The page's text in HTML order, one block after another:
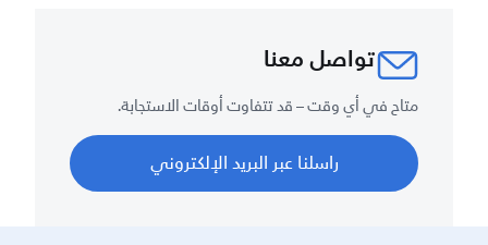
تواصل معنا
متاح في أي وقت – قد تتفاوت أوقات الاستجابة.
راسلنا عبر البريد الإلكتروني